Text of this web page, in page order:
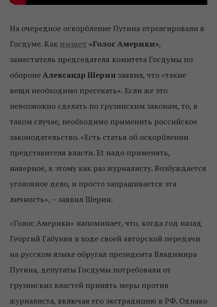
На очередное оскорбление Путина отреагировали в
Госдуме. Как пишет «Голос Америки»,
заместитель председателя комитета Госдумы по
оборонеАлександр Шерин заявил, что «такие
вещи необходимо пресекать». Если же это
невозможно сделать по грузинским законам, то, в
таком случае, необходимо применить российское
законодательство. «Есть статья об оскорблении
представителя власти. Еt надо применять,
наверное, к этому как раз журналисту. Возбуждается
уголовное дело, и просто запрашивается эта
личность», – заявил Шерин.
«Голос Америки» напоминает, что, когда год назад
Георгий Габуния в ходе своей авторской передачи
на русском языке обругал президента Владимира
Путина, депутаты Госдумы потребовали от
грузинских властей принять меры против
журналиста, включая его экстрадицию в РФ. Однако